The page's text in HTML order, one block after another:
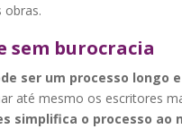
obras.
sem burocracia
ser um processo longo
até mesmo os escritores
simplifica o processo ao